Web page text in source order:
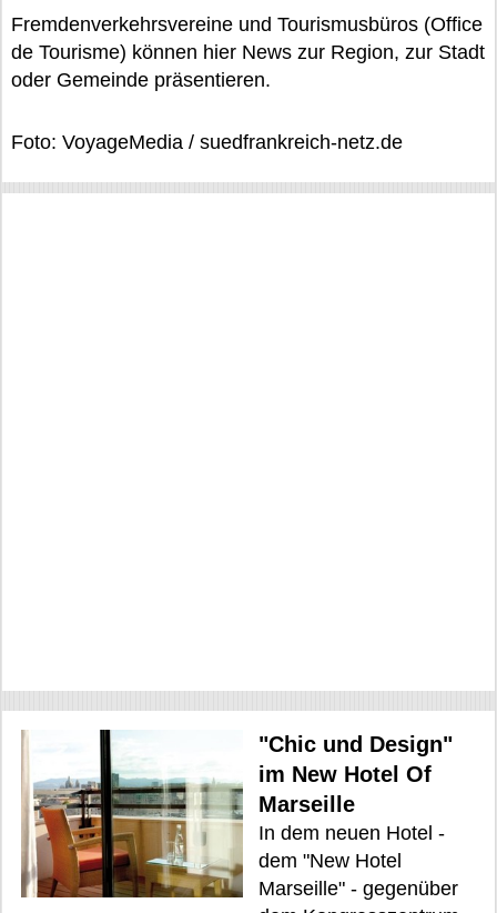
Fremdenverkehrsvereine und Tourismusbüros (Office
de Tourisme) können hier News zur Region, zur Stadt
oder Gemeinde präsentieren.
Foto: VoyageMedia / suedfrankreich-netz.de
"Chic und Design"
im New Hotel Of
Marseille
In dem neuen Hotel -
dem "New Hotel
Marseille" - gegenüber